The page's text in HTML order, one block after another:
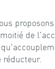
de
réducteur.